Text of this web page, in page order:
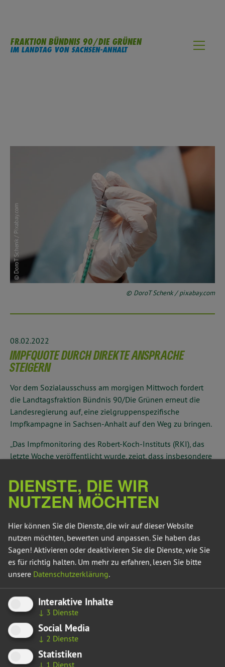
FRAKTION BÜNDNIS 90/DIE GRÜNEN
IM LANDTAG VON SACHSEN-ANHALT
© DoroT Schenk / pixabay.com
08.02.2022
IMPFQUOTE DURCH DIREKTE ANSPRACHE
STEIGERN
Vor dem Sozialausschuss am morgigen Mittwoch fordert
die Landtagsfraktion Bündnis 90/Die Grünen erneut die
Landesregierung auf, eine zielgruppenspezifische
Impfkampagne in Sachsen-Anhalt auf den Weg zu bringen.
„Das Impfmonitoring des Robert-Koch-Instituts (RKI), das
letzte Woche veröffentlicht wurde, zeigt, dass insbesondere
Grund sind insbesondere die Sprachbarrieren. Gleichzeitig
ist die Impfbereitschaft bei den noch Ungeimpften in dieser
Gruppe verhältnismäßig hoch. Um genau hier Impfhürden
vorgelegt, der eine zielgruppenspezifische Impfkampagne
fordert. Es ist unerlässlich, bestimmte
Bevölkerungsgruppen gezielt anzusprechen, und zwar in
ihren Muttersprachen, in einfacher Sprache und dort, wo sie
sind. Außerdem müssen ihre Kommunikationskanäle
bespielt werden, wie Online-Plattformen und Treffpunkte
der Community. Ich setze darauf, dass die
Regierungsfraktionen sich jetzt unsere Forderung zu eigen
machen und die Landesregierung auffordern werden, ihre
Impfkampagne nachzuschärfen“, sagt Susan Sziborra-
Seidlitz, gesundheitspolitische Sprecherin der grünen
Landtagsfraktion.
DIENSTE, DIE WIR
NUTZEN MÖCHTEN
Hier können Sie die Dienste, die wir auf dieser Website
nutzen möchten, bewerten und anpassen. Sie haben das
Sagen! Aktivieren oder deaktivieren Sie die Dienste, wie Sie
es für richtig halten. Um mehr zu erfahren, lesen Sie bitte
unsere Datenschutzerklärung.
Interaktive Inhalte
↓ 3 Dienste
Social Media
↓ 2 Dienste
Statistiken
↓ 1 Dienst